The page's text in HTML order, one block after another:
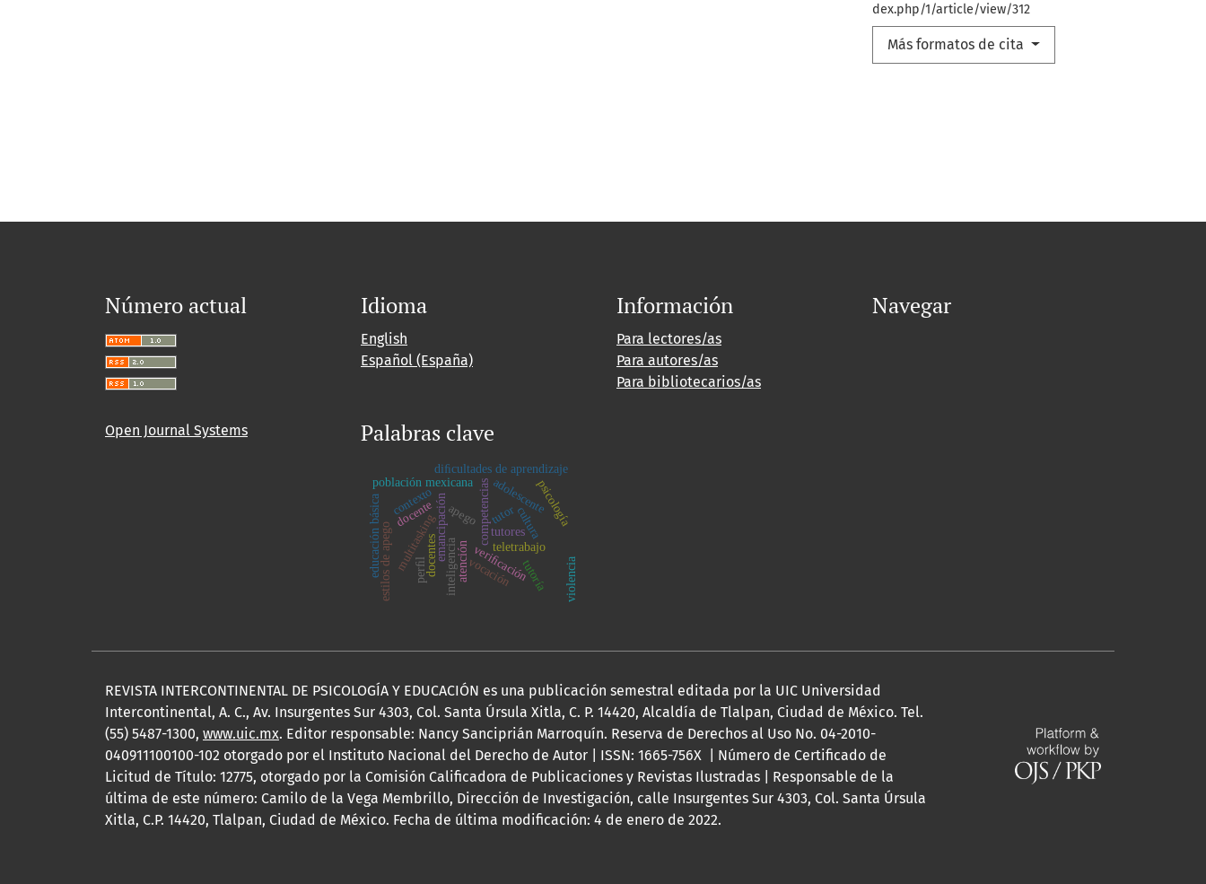
dex.php/1/article/view/312
Más formatos de cita
Número actual Idioma
English
Español (España)
Información
Para lectores/as
Para autores/as
Para bibliotecarios/as
Navegar
Open Journal Systems Palabras clave
multitasking atención
emancipación
veriﬁcación
inteligencia
competenciastutores
docentes teletrabajo
apego cultura
población mexicana
estilos de apego
diﬁcultades de aprendizaje
educación básica docente
vocación
adolescente
tutor
tutoría
contexto
perﬁl
psicología
violencia
REVISTA INTERCONTINENTAL DE PSICOLOGÍA Y EDUCACIÓN es una publicación semestral editada por la UIC Universidad
Intercontinental, A. C., Av. Insurgentes Sur 4303, Col. Santa Úrsula Xitla, C. P. 14420, Alcaldía de Tlalpan, Ciudad de México. Tel.
(55) 5487-1300, www.uic.mx. Editor responsable: Nancy Sanciprián Marroquín. Reserva de Derechos al Uso No. 04-2010-
040911100100-102 otorgado por el Instituto Nacional del Derecho de Autor | ISSN: 1665-756X | Número de Certificado de
Licitud de Título: 12775, otorgado por la Comisión Calificadora de Publicaciones y Revistas Ilustradas | Responsable de la
última de este número: Camilo de la Vega Membrillo, Dirección de Investigación, calle Insurgentes Sur 4303, Col. Santa Úrsula
Xitla, C.P. 14420, Tlalpan, Ciudad de México. Fecha de última modificación: 4 de enero de 2022.